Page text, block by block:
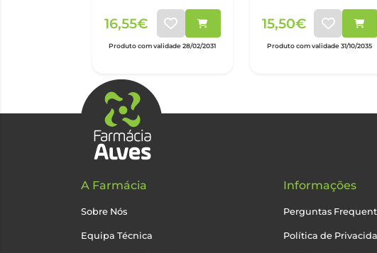
16,55€
Produto com validade 28/02/2031
15,50€
Produto com validade 31/10/2035
A Farmácia
Sobre Nós
Equipa Técnica
Informações
Perguntas
Política de